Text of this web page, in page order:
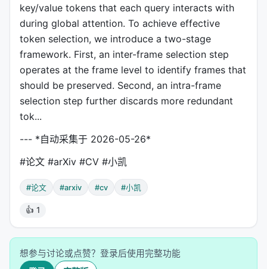
key/value tokens that each query interacts with
during global attention. To achieve effective
token selection, we introduce a two-stage
framework. First, an inter-frame selection step
operates at the frame level to identify frames that
should be preserved. Second, an intra-frame
selection step further discards more redundant
tok...
--- *自动采集于 2026-05-26*
#论文 #arXiv #CV #小凯
#论文 #arxiv #cv #小凯
👍 1
想参与讨论或点赞？登录后使用完整功能